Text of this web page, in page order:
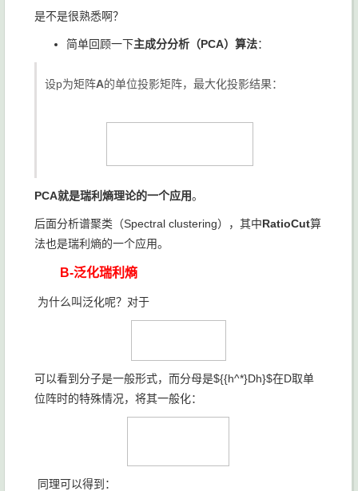
是不是很熟悉啊？
简单回顾一下主成分分析（PCA）算法：
设p为矩阵A的单位投影矩阵，最大化投影结果：
PCA就是瑞利熵理论的一个应用。
后面分析谱聚类（Spectral clustering），其中RatioCut算
法也是瑞利熵的一个应用。
B-泛化瑞利熵
为什么叫泛化呢？对于
可以看到分子是一般形式，而分母是${{h^*}Dh}$在D取单
位阵时的特殊情况，将其一般化：
同理可以得到：